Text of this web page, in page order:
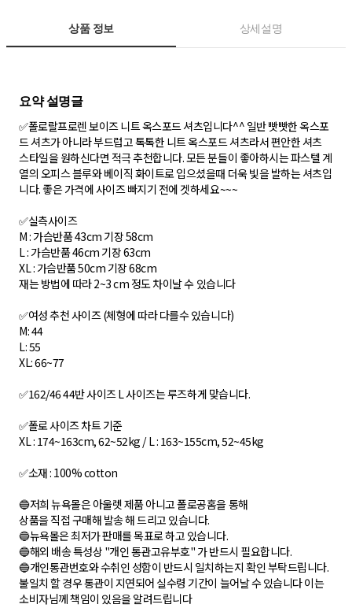
상품 정보 상세설명
요약 설명글
✅폴로랄프로렌 보이즈 니트 옥스포드 셔츠입니다^^ 일반 빳빳한 옥스포
드 셔츠가 아니라 부드럽고 톡톡한 니트 옥스포드 셔츠라서 편안한 셔츠
스타일을 원하신다면 적극 추천합니다. 모든 분들이 좋아하시는 파스텔 계
열의 오피스 블루와 베이직 화이트로 입으셨을때 더욱 빛을 발하는 셔츠입
니다. 좋은 가격에 사이즈 빠지기 전에 겟하세요~~~
✅실측사이즈
M : 가슴반품 43cm 기장 58cm
L : 가슴반품 46cm 기장 63cm
XL : 가슴반품 50cm 기장 68cm
재는 방법에 따라 2~3 cm 정도 차이날 수 있습니다
✅여성 추천 사이즈 (체형에 따라 다를수 있습니다)
M: 44
L: 55
XL: 66~77
✅162/46 44반 사이즈 L 사이즈는 루즈하게 맞습니다.
✅폴로 사이즈 차트 기준
XL : 174~163cm, 62~52kg / L : 163~155cm, 52~45kg
✅소재 : 100% cotton
🔵저희 뉴욕몰은 아울렛 제품 아니고 폴로공홈을 통해
상품을 직접 구매해 발송 해 드리고 있습니다.
🔵뉴욕몰은 최저가 판매를 목표로 하고 있습니다.
🔵해외 배송 특성상 "개인 통관고유부호" 가 반드시 필요합니다.
🔵개인통관번호와 수취인 성함이 반드시 일치하는지 확인 부탁드립니다.
불일치 할 경우 통관이 지연되어 실수령 기간이 늘어날 수 있습니다 이는
소비자님께 책임이 있음을 알려드립니다